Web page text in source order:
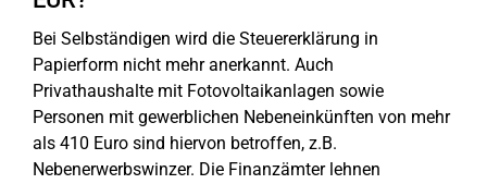
Bei Selbständigen wird die Steuererklärung in
Papierform nicht mehr anerkannt. Auch
Privathaushalte mit Fotovoltaikanlagen sowie
Personen mit gewerblichen Nebeneinkünften von mehr
als 410 Euro sind hiervon betroffen, z.B.
Nebenerwerbswinzer. Die Finanzämter lehnen